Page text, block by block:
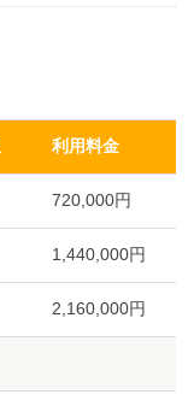
利用料金
720,000円
1,440,000円
2,160,000円